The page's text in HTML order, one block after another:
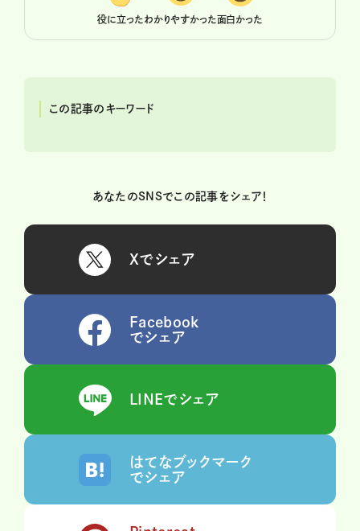
役に立ったわかりやすかった面白かった
この記事のキーワード
あなたのSNSでこの記事をシェア！
Xでシェア
Facebook
でシェア
LINEでシェア
はてなブックマーク
でシェア